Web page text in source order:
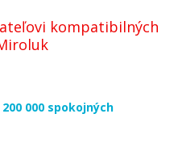
kompatibilných
200 000 spokojných